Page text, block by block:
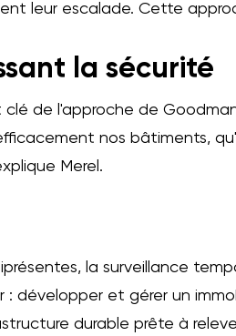
leur escalade. Cette
la sécurité
de l'approche de
nos bâtiments,
Merel.
la surveillance
et gérer un
durable prête à